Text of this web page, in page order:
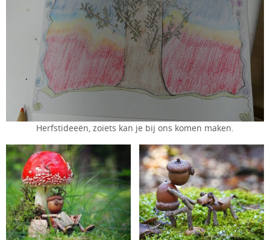
Herfstideeën, zoiets kan je bij ons komen maken.